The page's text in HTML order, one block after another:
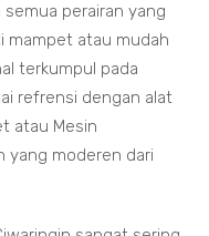
perairan yang
mampet atau mudah
terkumpul pada
refrensi dengan alat
atau Mesin
yang moderen dari